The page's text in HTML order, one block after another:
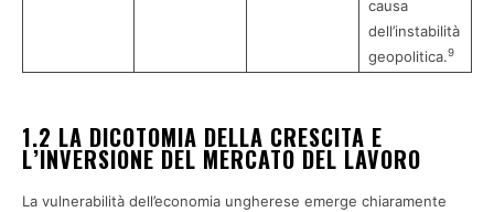
causa
dell’instabilità
geopolitica.9
1.2 LA DICOTOMIA DELLA CRESCITA E
L’INVERSIONE DEL MERCATO DEL LAVORO
La vulnerabilità dell’economia ungherese emerge chiaramente